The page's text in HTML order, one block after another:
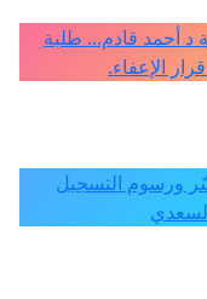
د أحمد قادم... طلبة
الإعفاء.
ورسوم التسجيل